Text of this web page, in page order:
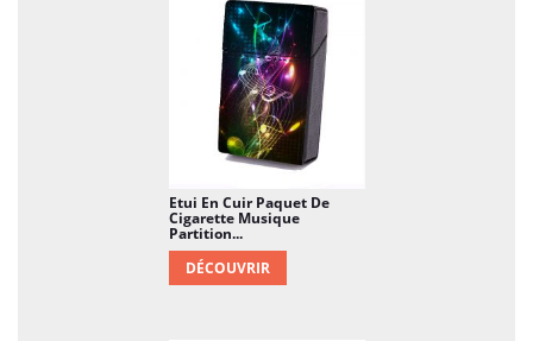
Etui En Cuir Paquet De
Cigarette Musique
Partition...
DÉCOUVRIR